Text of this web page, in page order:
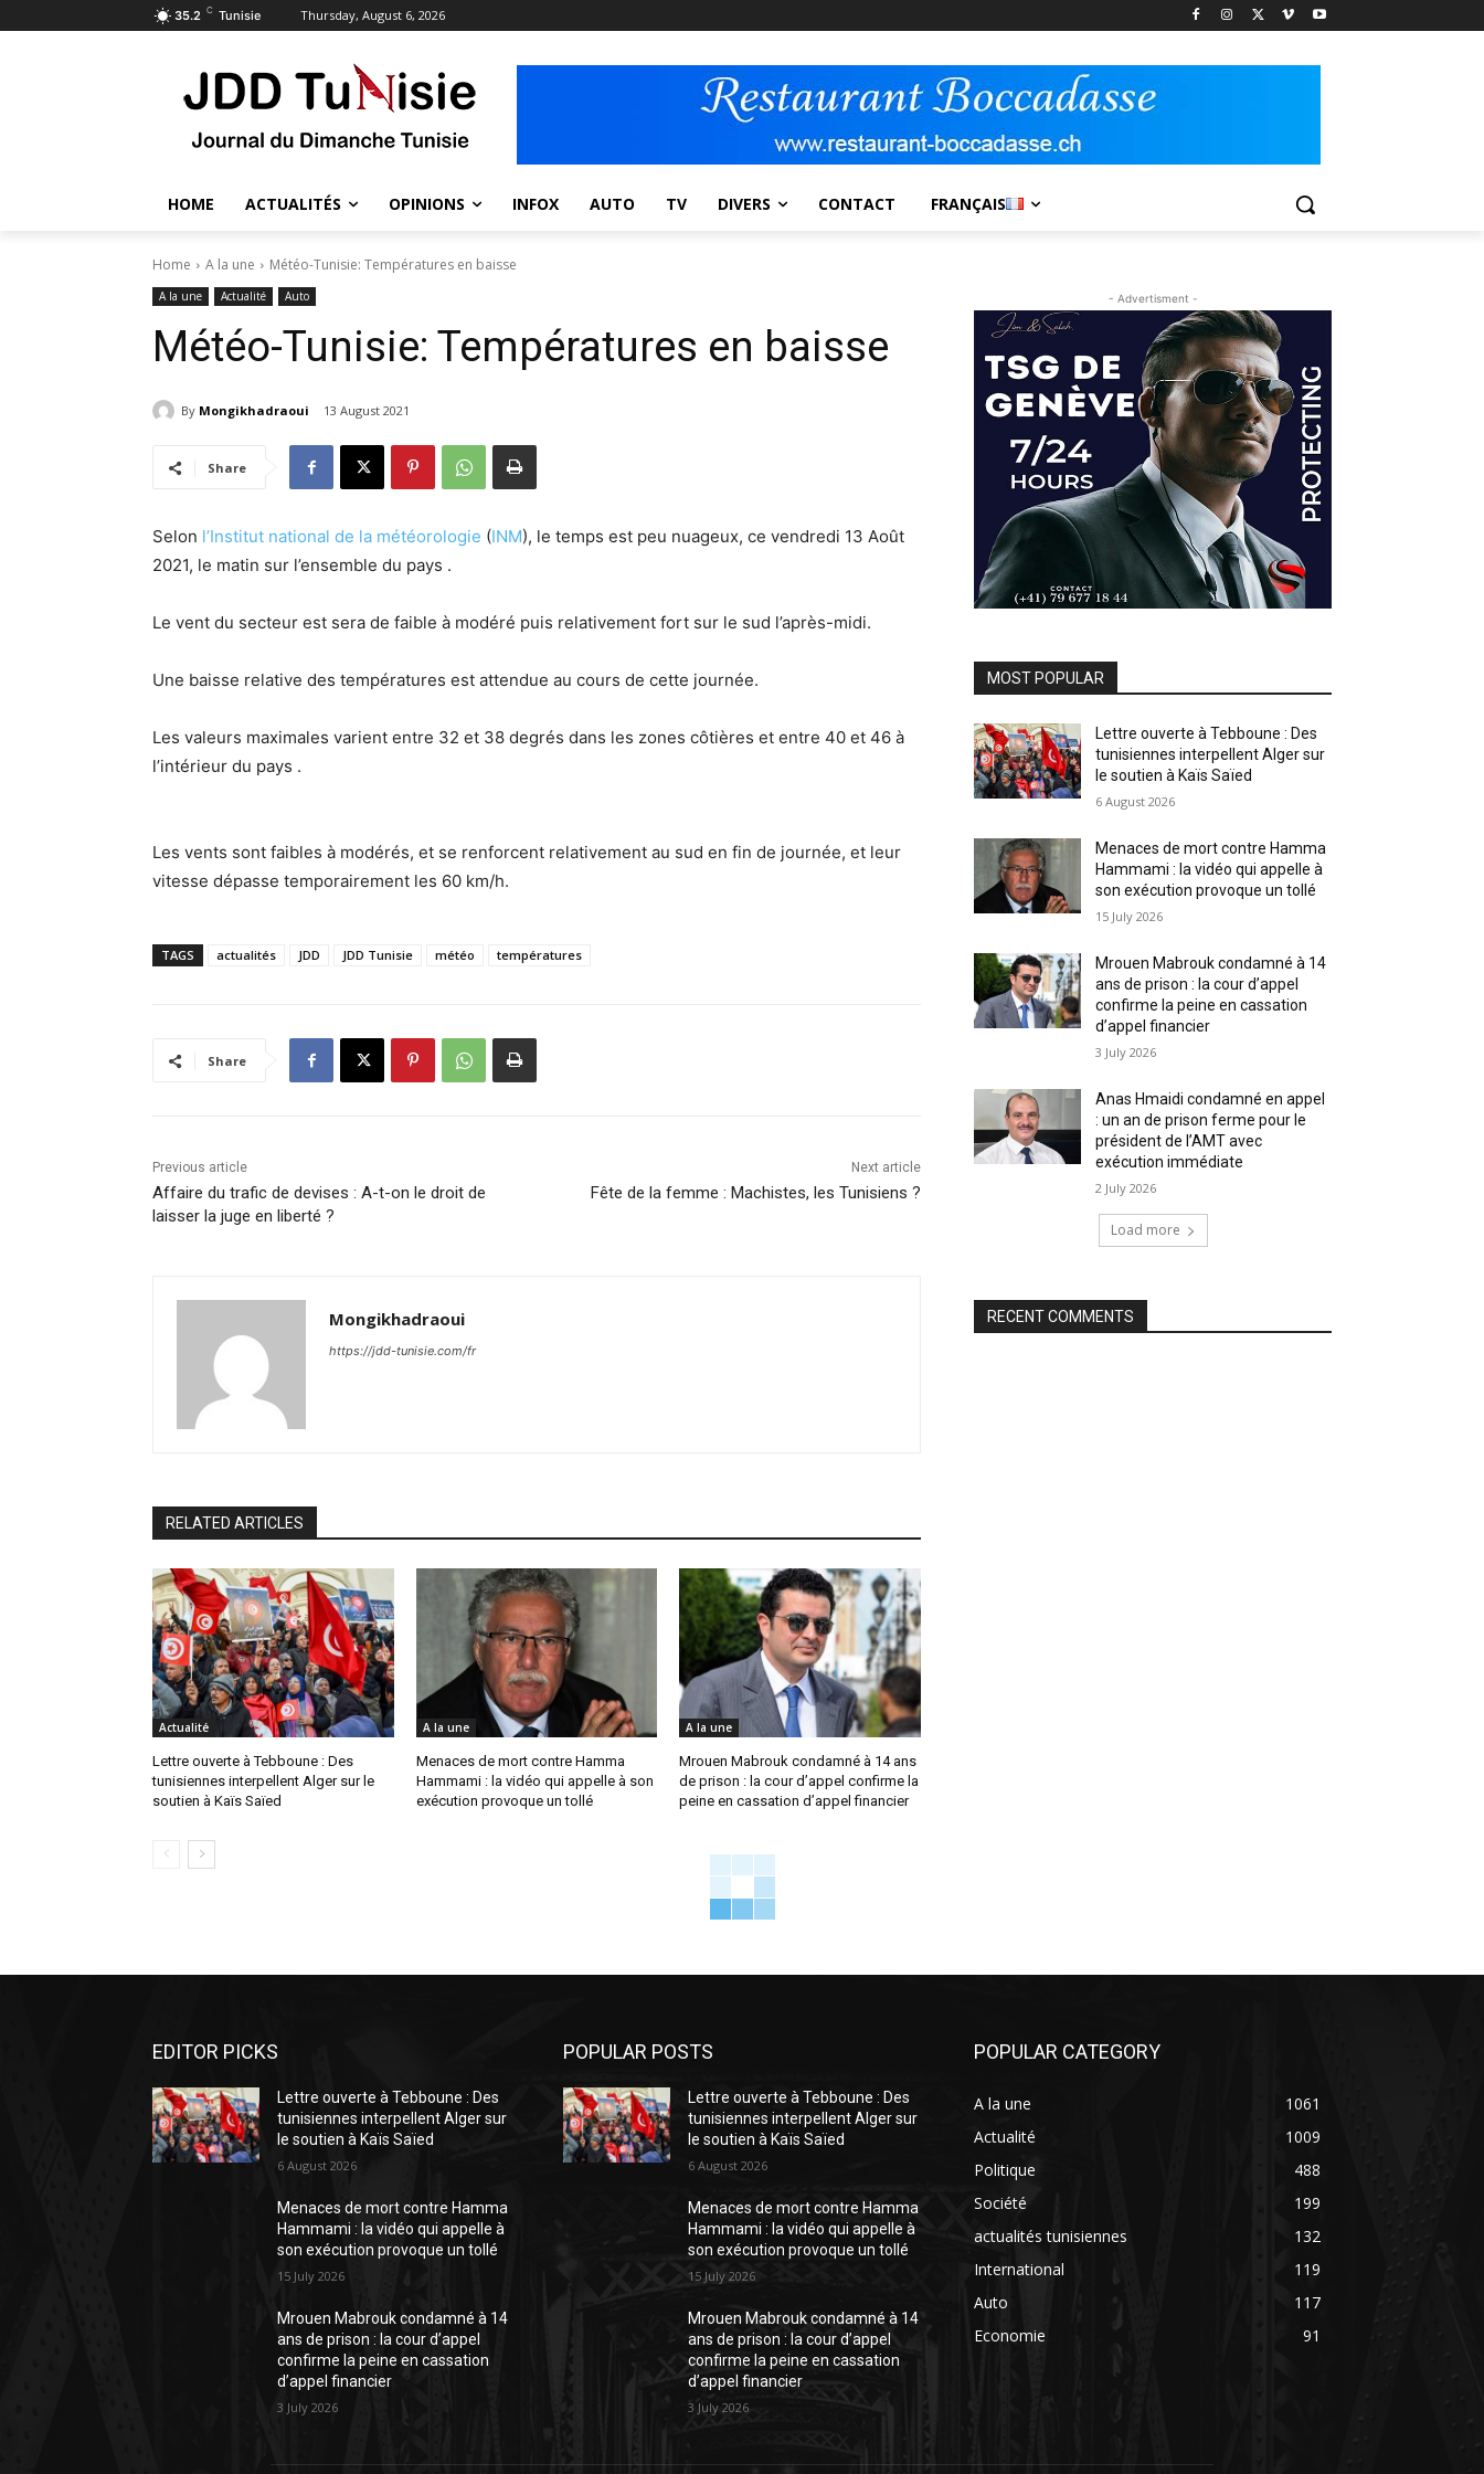
35.2 C Tunisie Thursday, August 6, 2026
HOME ACTUALITÉS OPINIONS INFOX AUTO TV DIVERS CONTACT FRANÇAIS
Home A la une Météo-Tunisie: Températures en baisse
A la une Actualité Auto
Météo-Tunisie: Températures en baisse
By Mongikhadraoui 13 August 2021
Share
Selon l’Institut national de la météorologie (INM), le temps est peu nuageux, ce vendredi 13 Août
2021, le matin sur l’ensemble du pays .
Le vent du secteur est sera de faible à modéré puis relativement fort sur le sud l’après-midi.
Une baisse relative des températures est attendue au cours de cette journée.
Les valeurs maximales varient entre 32 et 38 degrés dans les zones côtières et entre 40 et 46 à
l’intérieur du pays .
Les vents sont faibles à modérés, et se renforcent relativement au sud en fin de journée, et leur
vitesse dépasse temporairement les 60 km/h.
TAGS actualités JDD JDD Tunisie météo températures
Share
Previous article
Affaire du trafic de devises : A-t-on le droit de
laisser la juge en liberté ?
Next article
Fête de la femme : Machistes, les Tunisiens ?
Mongikhadraoui
https://jdd-tunisie.com/fr
RELATED ARTICLES
Actualité
Lettre ouverte à Tebboune : Des
tunisiennes interpellent Alger sur le
soutien à Kaïs Saïed
A la une
Menaces de mort contre Hamma
Hammami : la vidéo qui appelle à son
exécution provoque un tollé
A la une
Mrouen Mabrouk condamné à 14 ans
de prison : la cour d’appel confirme la
peine en cassation d’appel financier
- Advertisment -
MOST POPULAR
Lettre ouverte à Tebboune : Des
tunisiennes interpellent Alger sur
le soutien à Kaïs Saïed
6 August 2026
Menaces de mort contre Hamma
Hammami : la vidéo qui appelle à
son exécution provoque un tollé
15 July 2026
Mrouen Mabrouk condamné à 14
ans de prison : la cour d’appel
confirme la peine en cassation
d’appel financier
3 July 2026
Anas Hmaidi condamné en appel
: un an de prison ferme pour le
président de l’AMT avec
exécution immédiate
2 July 2026
Load more
RECENT COMMENTS
EDITOR PICKS
Lettre ouverte à Tebboune : Des
tunisiennes interpellent Alger sur
le soutien à Kaïs Saïed
6 August 2026
Menaces de mort contre Hamma
Hammami : la vidéo qui appelle à
son exécution provoque un tollé
15 July 2026
Mrouen Mabrouk condamné à 14
ans de prison : la cour d’appel
confirme la peine en cassation
d’appel financier
3 July 2026
POPULAR POSTS
Lettre ouverte à Tebboune : Des
tunisiennes interpellent Alger sur
le soutien à Kaïs Saïed
6 August 2026
Menaces de mort contre Hamma
Hammami : la vidéo qui appelle à
son exécution provoque un tollé
15 July 2026
Mrouen Mabrouk condamné à 14
ans de prison : la cour d’appel
confirme la peine en cassation
d’appel financier
3 July 2026
POPULAR CATEGORY
A la une
1061
Actualité
1009
Politique
488
Société
199
actualités tunisiennes
132
International
119
Auto
117
Economie
91